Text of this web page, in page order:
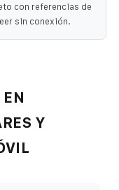
con referencias de
sin conexión.
EN
Y